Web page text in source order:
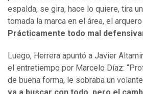
espalda, se gira, hace lo quiere, tira
tomada la marca en el área, el
Prácticamente todo mal
Luego, Herrera apuntó a Javier
el entretiempo por Marcelo Díaz:
de buena forma, le sobraba un